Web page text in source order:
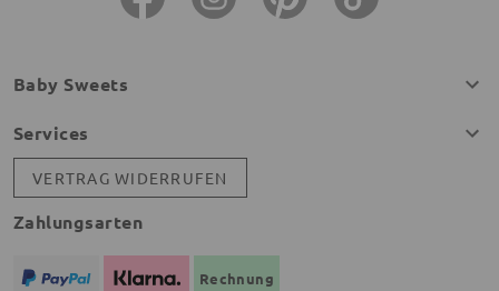
Baby Sweets
Services
VERTRAG WIDERRUFEN
Zahlungsarten
Rechnung